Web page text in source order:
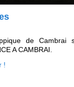
de Cambrai
A CAMBRAI.
!